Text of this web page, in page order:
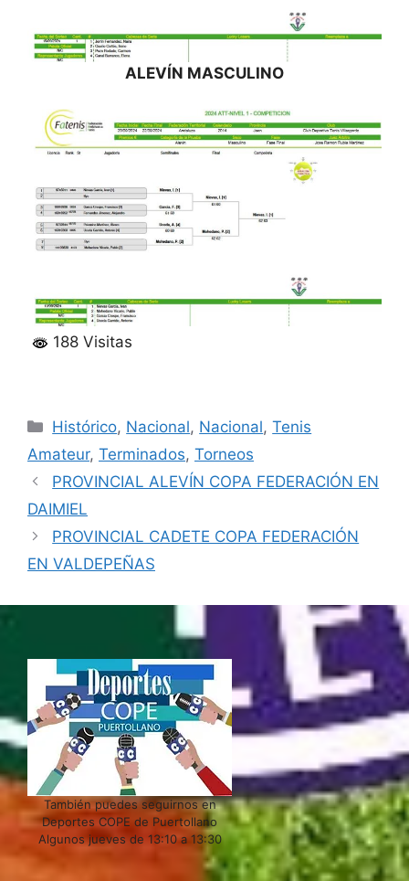
ALEVÍN MASCULINO
188 Visitas
Categorías
Histórico, Nacional, Nacional,Tenis
Amateur, Terminados, Torneos
PROVINCIAL ALEVÍN COPA FEDERACIÓN EN
DAIMIEL
PROVINCIAL CADETE COPA FEDERACIÓN
EN VALDEPEÑAS
También puedes seguirnos en
Deportes COPE de Puertollano
Algunos jueves de 13:10 a 13:30